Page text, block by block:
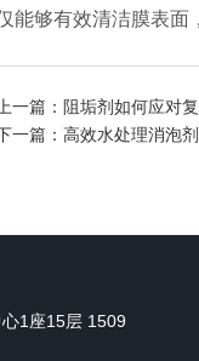
能够有效清洁膜表面
上一篇： 阻垢剂如何应对
一篇： 高效水处理消泡
1座15层 1509